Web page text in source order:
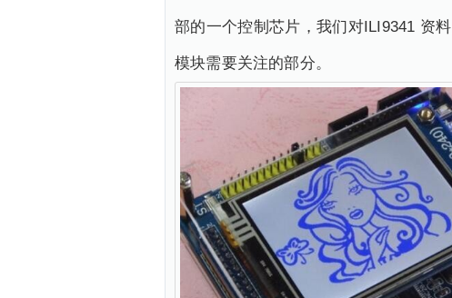
部的一个控制芯片，我们对ILI9341 资
模块需要关注的部分。